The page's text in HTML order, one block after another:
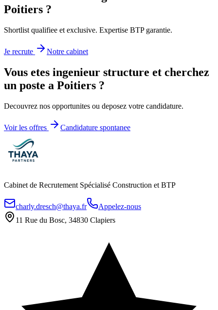
Poitiers ?
Shortlist qualifiee et exclusive. Expertise BTP garantie.
Je recrute Notre cabinet
Vous etes ingenieur structure et cherchez
un poste a Poitiers ?
Decouvrez nos opportunites ou deposez votre candidature.
Voir les offres Candidature spontanee
Cabinet de Recrutement Spécialisé Construction et BTP
charly.dresch@thaya.fr
Appelez-nous
11 Rue du Bosc, 34830 Clapiers